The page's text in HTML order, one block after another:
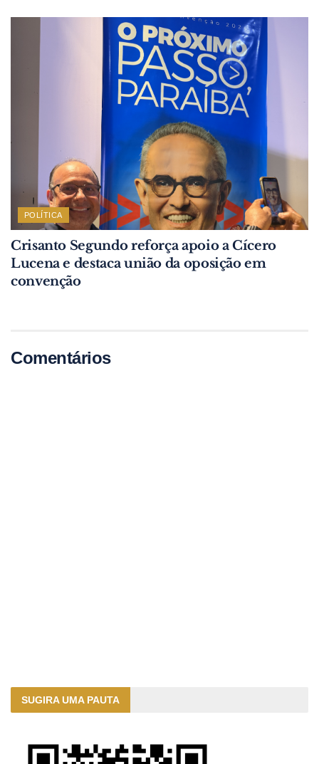
POLÍTICA
Crisanto Segundo reforça apoio a Cícero
Lucena e destaca união da oposição em
convenção
Comentários
SUGIRA UMA PAUTA